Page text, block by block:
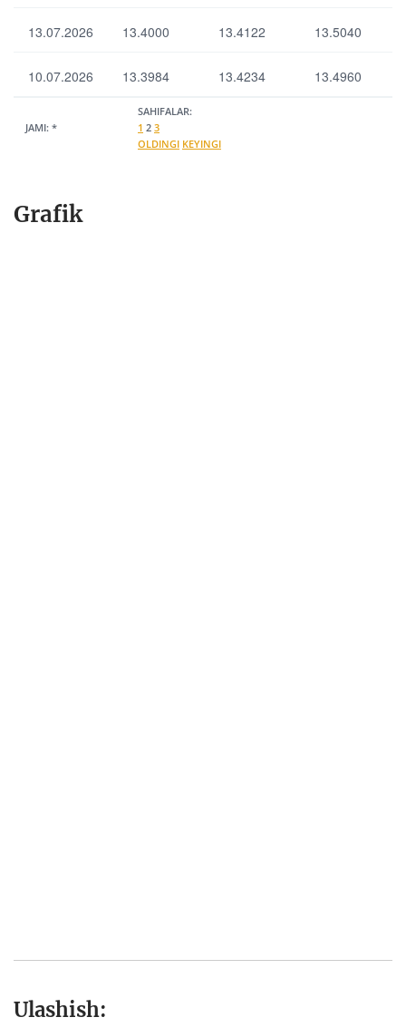
13.07.2026 13.4000 13.4122 13.5040
10.07.2026 13.3984 13.4234 13.4960
JAMI: *
SAHIFALAR:
1 2 3
OLDINGI KEYINGI
Grafik
Ulashish: